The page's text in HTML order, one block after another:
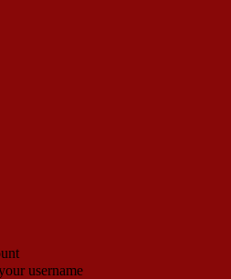
username